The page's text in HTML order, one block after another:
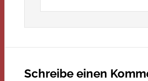
Schreibe einen